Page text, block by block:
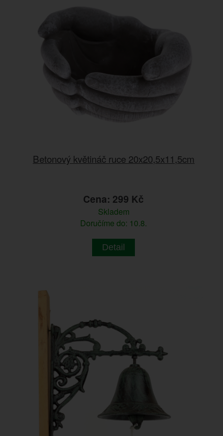
Betonový květináč ruce 20x20,5x11,5cm
Cena: 299 Kč
Skladem
Doručíme do: 10.8.
Detail